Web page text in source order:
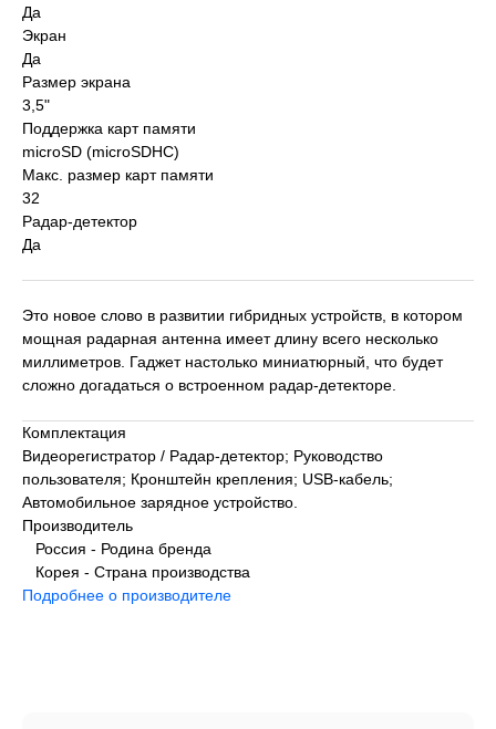
Да
Экран
Да
Размер экрана
3,5"
Поддержка карт памяти
microSD (microSDHC)
Макс. размер карт памяти
32
Радар-детектор
Да
Это новое слово в развитии гибридных устройств, в котором
мощная радарная антенна имеет длину всего несколько
миллиметров. Гаджет настолько миниатюрный, что будет
сложно догадаться о встроенном радар-детекторе.
Комплектация
Видеорегистратор / Радар-детектор; Руководство
пользователя; Кронштейн крепления; USB-кабель;
Автомобильное зарядное устройство.
Производитель
Россия - Родина бренда
Корея - Страна производства
Подробнее о производителе